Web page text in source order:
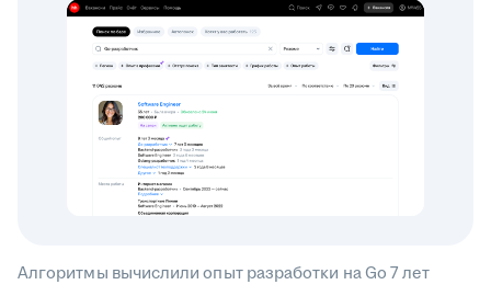
Алгоритмы вычислили опыт разработки на Go 7 лет